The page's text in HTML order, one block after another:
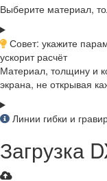
Выберите материал,
Совет: укажите
ускорит расчёт
Материал, толщину и
экрана, не открывая
Линии гибки и
Загрузка